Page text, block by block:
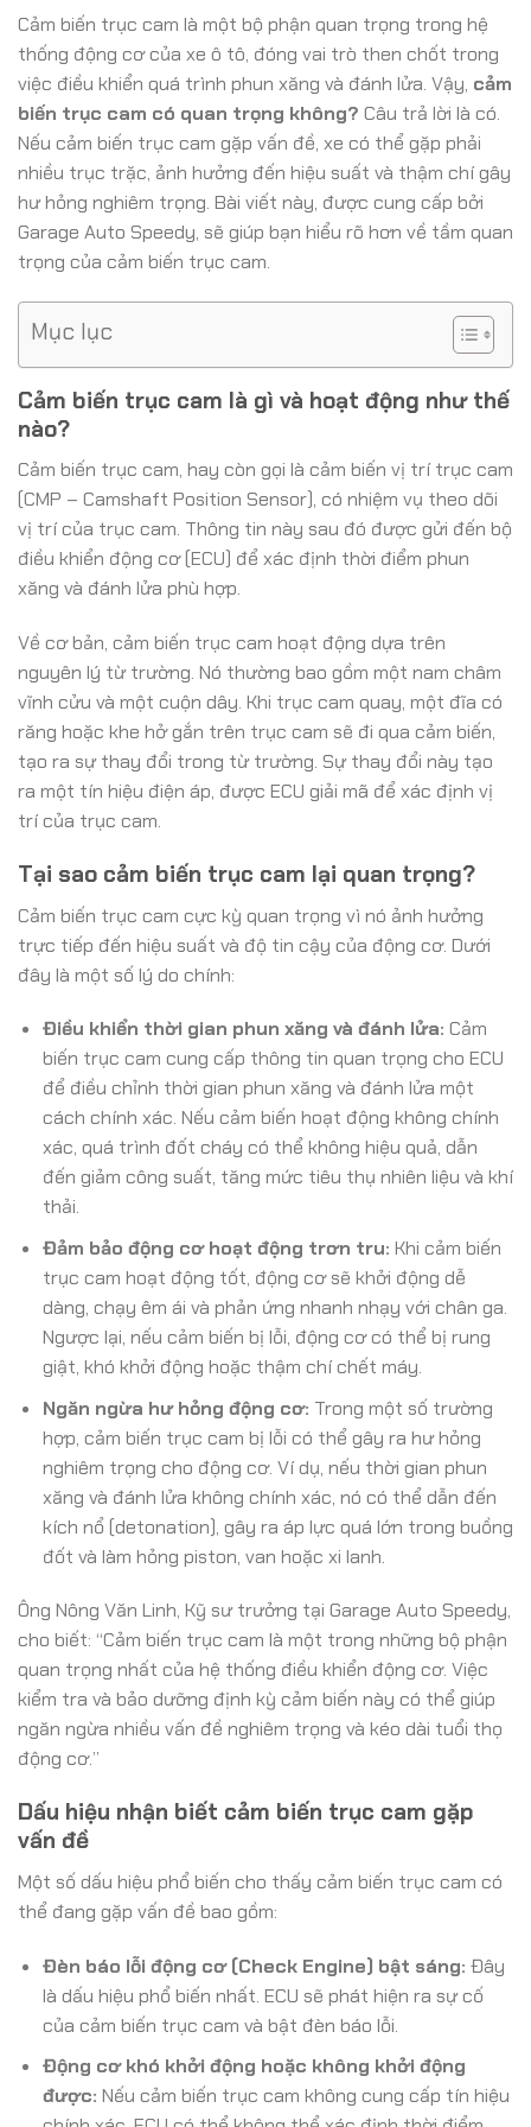
Cảm biến trục cam là một bộ phận quan trọng trong hệ
thống động cơ của xe ô tô, đóng vai trò then chốt trong
việc điều khiển quá trình phun xăng và đánh lửa. Vậy, cảm
biến trục cam có quan trọng không? Câu trả lời là có.
Nếu cảm biến trục cam gặp vấn đề, xe có thể gặp phải
nhiều trục trặc, ảnh hưởng đến hiệu suất và thậm chí gây
hư hỏng nghiêm trọng. Bài viết này, được cung cấp bởi
Garage Auto Speedy, sẽ giúp bạn hiểu rõ hơn về tầm quan
trọng của cảm biến trục cam.
Mục lục
Cảm biến trục cam là gì và hoạt động như thế
nào?
Cảm biến trục cam, hay còn gọi là cảm biến vị trí trục cam
(CMP – Camshaft Position Sensor), có nhiệm vụ theo dõi
vị trí của trục cam. Thông tin này sau đó được gửi đến bộ
điều khiển động cơ (ECU) để xác định thời điểm phun
xăng và đánh lửa phù hợp.
Về cơ bản, cảm biến trục cam hoạt động dựa trên
nguyên lý từ trường. Nó thường bao gồm một nam châm
vĩnh cửu và một cuộn dây. Khi trục cam quay, một đĩa có
răng hoặc khe hở gắn trên trục cam sẽ đi qua cảm biến,
tạo ra sự thay đổi trong từ trường. Sự thay đổi này tạo
ra một tín hiệu điện áp, được ECU giải mã để xác định vị
trí của trục cam.
Tại sao cảm biến trục cam lại quan trọng?
Cảm biến trục cam cực kỳ quan trọng vì nó ảnh hưởng
trực tiếp đến hiệu suất và độ tin cậy của động cơ. Dưới
đây là một số lý do chính:
Điều khiển thời gian phun xăng và đánh lửa: Cảm
biến trục cam cung cấp thông tin quan trọng cho ECU
để điều chỉnh thời gian phun xăng và đánh lửa một
cách chính xác. Nếu cảm biến hoạt động không chính
xác, quá trình đốt cháy có thể không hiệu quả, dẫn
đến giảm công suất, tăng mức tiêu thụ nhiên liệu và khí
thải.
Đảm bảo động cơ hoạt động trơn tru: Khi cảm biến
trục cam hoạt động tốt, động cơ sẽ khởi động dễ
dàng, chạy êm ái và phản ứng nhanh nhạy với chân ga.
Ngược lại, nếu cảm biến bị lỗi, động cơ có thể bị rung
giật, khó khởi động hoặc thậm chí chết máy.
Ngăn ngừa hư hỏng động cơ: Trong một số trường
hợp, cảm biến trục cam bị lỗi có thể gây ra hư hỏng
nghiêm trọng cho động cơ. Ví dụ, nếu thời gian phun
xăng và đánh lửa không chính xác, nó có thể dẫn đến
kích nổ (detonation), gây ra áp lực quá lớn trong buồng
đốt và làm hỏng piston, van hoặc xi lanh.
Ông Nông Văn Linh, Kỹ sư trưởng tại Garage Auto Speedy,
cho biết: “Cảm biến trục cam là một trong những bộ phận
quan trọng nhất của hệ thống điều khiển động cơ. Việc
kiểm tra và bảo dưỡng định kỳ cảm biến này có thể giúp
ngăn ngừa nhiều vấn đề nghiêm trọng và kéo dài tuổi thọ
động cơ.”
Dấu hiệu nhận biết cảm biến trục cam gặp
vấn đề
Một số dấu hiệu phổ biến cho thấy cảm biến trục cam có
thể đang gặp vấn đề bao gồm:
Đèn báo lỗi động cơ (Check Engine) bật sáng: Đây
là dấu hiệu phổ biến nhất. ECU sẽ phát hiện ra sự cố
của cảm biến trục cam và bật đèn báo lỗi.
Động cơ khó khởi động hoặc không khởi động
được: Nếu cảm biến trục cam không cung cấp tín hiệu